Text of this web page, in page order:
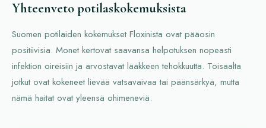
Yhteenveto potilaskokemuksista
Suomen potilaiden kokemukset Floxinista ovat pääosin
positiivisia. Monet kertovat saavansa helpotuksen nopeasti
infektion oireisiin ja arvostavat lääkkeen tehokkuutta. Toisaalta
jotkut ovat kokeneet lievää vatsavaivaa tai päänsärkyä, mutta
nämä haitat ovat yleensä ohimeneviä.